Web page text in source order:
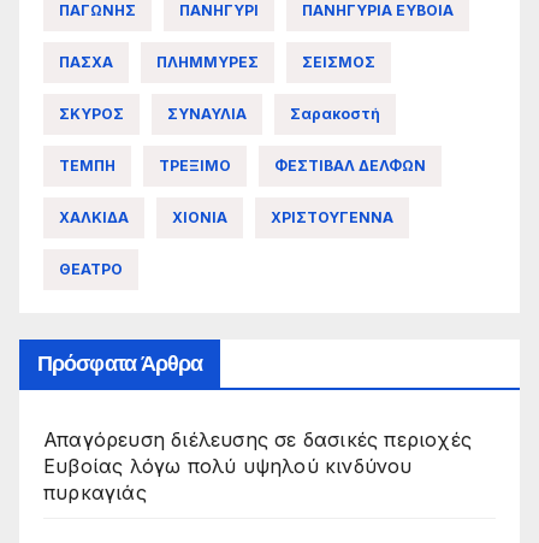
ΠΑΓΩΝΗΣ ΠΑΝΗΓΥΡΙ ΠΑΝΗΓΥΡΙΑ ΕΥΒΟΙΑ
ΠΑΣΧΑ ΠΛΗΜΜΥΡΕΣ ΣΕΙΣΜΟΣ
ΣΚΥΡΟΣ ΣΥΝΑΥΛΙΑ Σαρακοστή
ΤΕΜΠΗ ΤΡΕΞΙΜΟ ΦΕΣΤΙΒΑΛ ΔΕΛΦΩΝ
ΧΑΛΚΙΔΑ ΧΙΟΝΙΑ ΧΡΙΣΤΟΥΓΕΝΝΑ
ΘΕΑΤΡΟ
Πρόσφατα Άρθρα
Απαγόρευση διέλευσης σε δασικές περιοχές
Ευβοίας λόγω πολύ υψηλού κινδύνου
πυρκαγιάς